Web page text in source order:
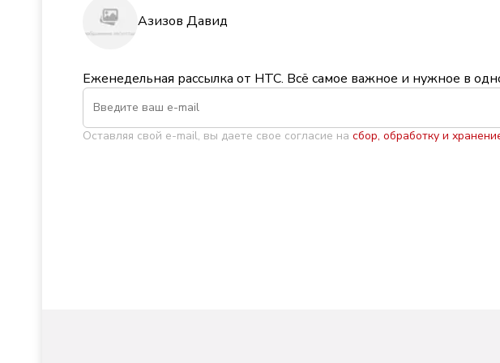
Азизов Давид
Еженедельная рассылка от НТС. Всё самое важное и нужное в
Оставляя свой e-mail, вы даете свое согласие на сбор, обработку и